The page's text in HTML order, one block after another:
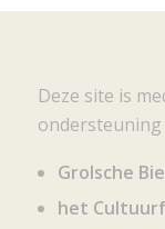
Deze site is
ondersteuning
Grolsche
het